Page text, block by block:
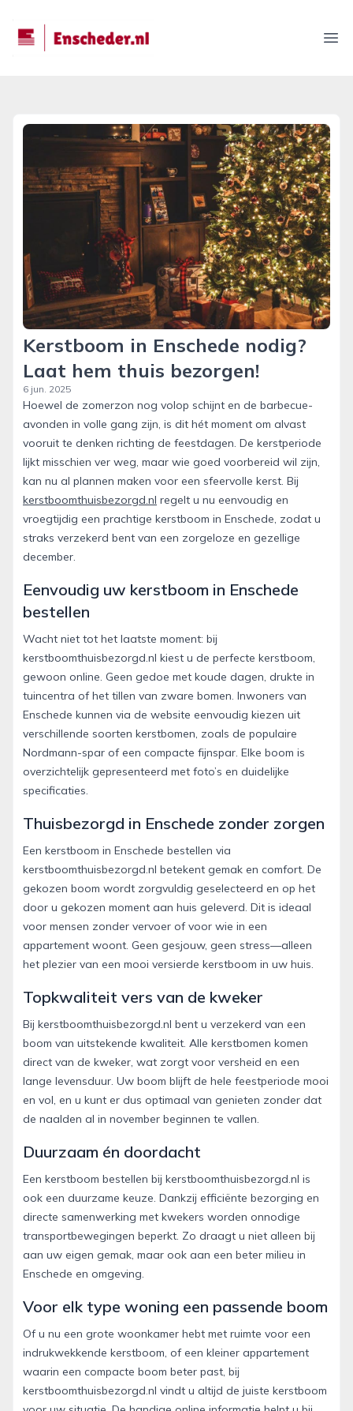
enscheder.nl
Kerstboom in Enschede nodig?
Laat hem thuis bezorgen!
6 jun. 2025
Hoewel de zomerzon nog volop schijnt en de barbecue-
avonden in volle gang zijn, is dit hét moment om alvast
vooruit te denken richting de feestdagen. De kerstperiode
lijkt misschien ver weg, maar wie goed voorbereid wil zijn,
kan nu al plannen maken voor een sfeervolle kerst. Bij
kerstboomthuisbezorgd.nl regelt u nu eenvoudig en
vroegtijdig een prachtige kerstboom in Enschede, zodat u
straks verzekerd bent van een zorgeloze en gezellige
december.
Eenvoudig uw kerstboom in Enschede
bestellen
Wacht niet tot het laatste moment: bij
kerstboomthuisbezorgd.nl kiest u de perfecte kerstboom,
gewoon online. Geen gedoe met koude dagen, drukte in
tuincentra of het tillen van zware bomen. Inwoners van
Enschede kunnen via de website eenvoudig kiezen uit
verschillende soorten kerstbomen, zoals de populaire
Nordmann-spar of een compacte fijnspar. Elke boom is
overzichtelijk gepresenteerd met foto’s en duidelijke
specificaties.
Thuisbezorgd in Enschede zonder zorgen
Een kerstboom in Enschede bestellen via
kerstboomthuisbezorgd.nl betekent gemak en comfort. De
gekozen boom wordt zorgvuldig geselecteerd en op het
door u gekozen moment aan huis geleverd. Dit is ideaal
voor mensen zonder vervoer of voor wie in een
appartement woont. Geen gesjouw, geen stress—alleen
het plezier van een mooi versierde kerstboom in uw huis.
Topkwaliteit vers van de kweker
Bij kerstboomthuisbezorgd.nl bent u verzekerd van een
boom van uitstekende kwaliteit. Alle kerstbomen komen
direct van de kweker, wat zorgt voor versheid en een
lange levensduur. Uw boom blijft de hele feestperiode mooi
en vol, en u kunt er dus optimaal van genieten zonder dat
de naalden al in november beginnen te vallen.
Duurzaam én doordacht
Een kerstboom bestellen bij kerstboomthuisbezorgd.nl is
ook een duurzame keuze. Dankzij efficiënte bezorging en
directe samenwerking met kwekers worden onnodige
transportbewegingen beperkt. Zo draagt u niet alleen bij
aan uw eigen gemak, maar ook aan een beter milieu in
Enschede en omgeving.
Voor elk type woning een passende boom
Of u nu een grote woonkamer hebt met ruimte voor een
indrukwekkende kerstboom, of een kleiner appartement
waarin een compacte boom beter past, bij
kerstboomthuisbezorgd.nl vindt u altijd de juiste kerstboom